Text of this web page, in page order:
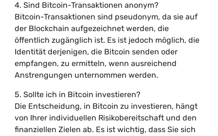
4. Sind Bitcoin-Transaktionen anonym?
Bitcoin-Transaktionen sind pseudonym, da sie auf
der Blockchain aufgezeichnet werden, die
öffentlich zugänglich ist. Es ist jedoch möglich, die
Identität derjenigen, die Bitcoin senden oder
empfangen, zu ermitteln, wenn ausreichend
Anstrengungen unternommen werden.
5. Sollte ich in Bitcoin investieren?
Die Entscheidung, in Bitcoin zu investieren, hängt
von Ihrer individuellen Risikobereitschaft und den
finanziellen Zielen ab. Es ist wichtig, dass Sie sich